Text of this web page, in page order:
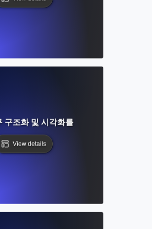
조화 및 시각화를 위한 단계별 가이드
View details